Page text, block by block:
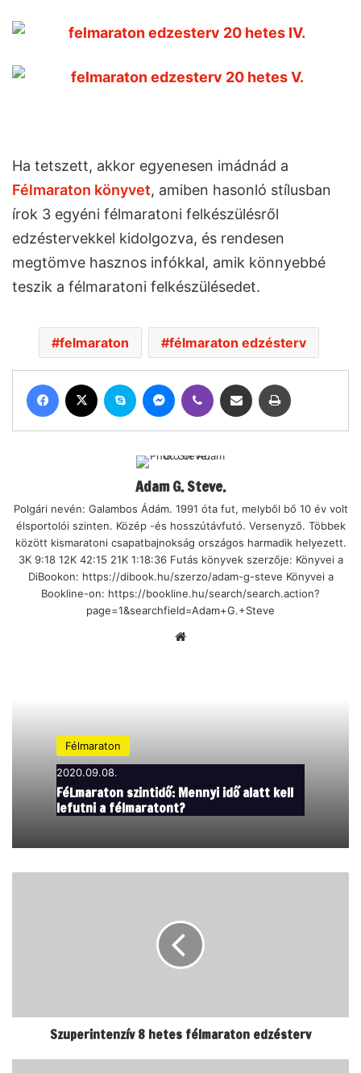
Ha tetszett, akkor egyenesen imádnád a
Félmaraton könyvet, amiben hasonló stílusban
írok 3 egyéni félmaratoni felkészülésről
edzéstervekkel kidolgozva, és rendesen
megtömve hasznos infókkal, amik könnyebbé
teszik a félmaratoni felkészülésedet.
felmaraton félmaraton edzésterv
Adam G. Steve.
Polgári nevén: Galambos Ádám. 1991 óta fut, melyből bő 10 év volt
élsportolói szinten. Közép -és hosszútávfutó. Versenyző. Többek
között kismaratoni csapatbajnokság országos harmadik helyezett.
3K 9:18 12K 42:15 21K 1:18:36 Futás könyvek szerzője: Könyvei a
DiBookon: https://dibook.hu/szerzo/adam-g-steve Könyvei a
Bookline-on: https://bookline.hu/search/search.action?
page=1&searchfield=Adam+G.+Steve
Félmaraton
2020.09.08.
FéLmaraton szintidő: Mennyi idő alatt kell
lefutni a félmaratont?
Szuperintenzív 8 hetes félmaraton edzésterv